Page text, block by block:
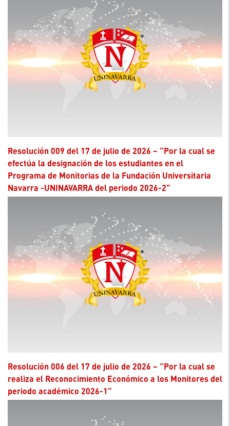
Resolución 009 del 17 de julio de 2026 – “Por la cual se
efectúa la designación de los estudiantes en el
Programa de Monitorias de la Fundación Universitaria
Navarra -UNINAVARRA del periodo 2026-2”
Resolución 006 del 17 de julio de 2026 – “Por la cual se
realiza el Reconocimiento Económico a los Monitores del
periodo académico 2026-1”